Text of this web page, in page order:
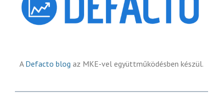
A Defacto blog az MKE-vel együttműködésben készül.